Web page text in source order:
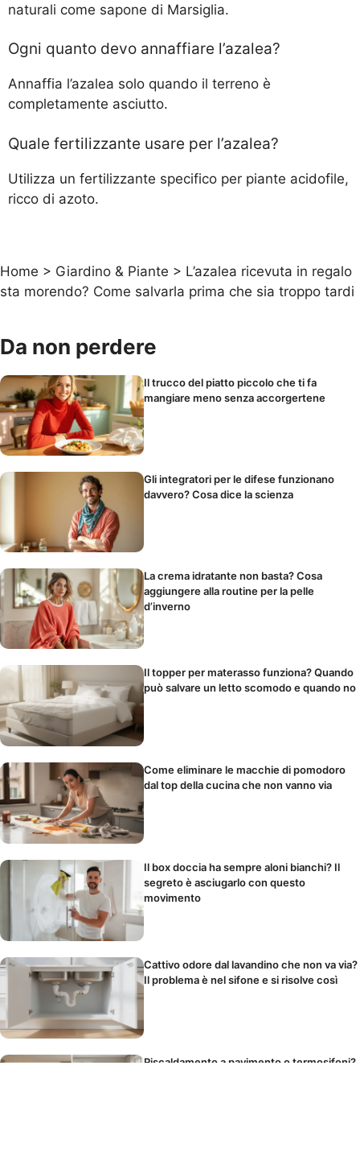
naturali come sapone di Marsiglia.
Ogni quanto devo annaffiare l’azalea?
Annaffia l’azalea solo quando il terreno è
completamente asciutto.
Quale fertilizzante usare per l’azalea?
Utilizza un fertilizzante specifico per piante acidofile,
ricco di azoto.
Home > Giardino & Piante > L’azalea ricevuta in regalo
sta morendo? Come salvarla prima che sia troppo tardi
Da non perdere
Il trucco del piatto piccolo che ti fa
mangiare meno senza accorgertene
Gli integratori per le difese funzionano
davvero? Cosa dice la scienza
La crema idratante non basta? Cosa
aggiungere alla routine per la pelle
d’inverno
Il topper per materasso funziona? Quando
può salvare un letto scomodo e quando no
Come eliminare le macchie di pomodoro
dal top della cucina che non vanno via
Il box doccia ha sempre aloni bianchi? Il
segreto è asciugarlo con questo
movimento
Cattivo odore dal lavandino che non va via?
Il problema è nel sifone e si risolve così
Riscaldamento a pavimento o termosifoni?